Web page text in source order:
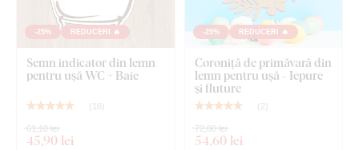
-25% REDUCERI 🔥
Semn indicator din lemn
pentru ușă WC + Baie
( 16 )
45,90 lei
61,10 lei
-25% REDUCERI 🔥
Coroniță de primăvară din
lemn pentru ușă - Iepure
și fluture
( 2)
54,60 lei
72,80 lei